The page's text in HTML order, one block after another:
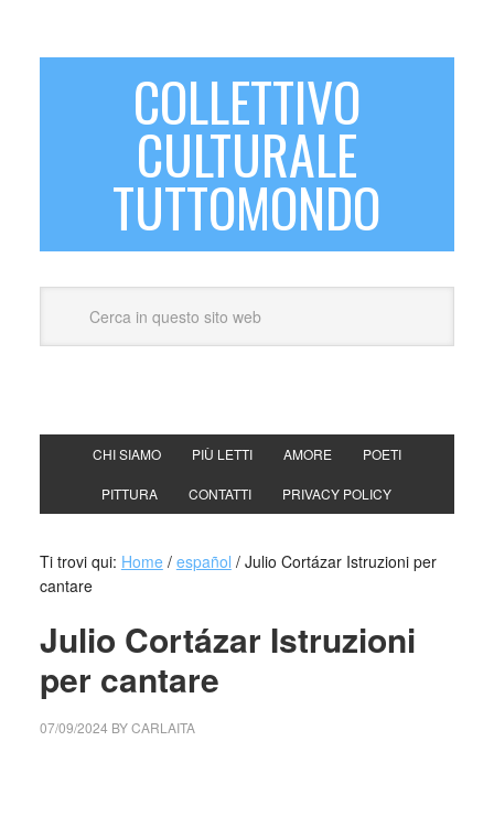
COLLETTIVO
CULTURALE
TUTTOMONDO
CHI SIAMO PIÙ LETTI AMORE POETI
PITTURA CONTATTI PRIVACY POLICY
Ti trovi qui: Home / español /Julio Cortázar Istruzioni per
cantare
Julio Cortázar Istruzioni
per cantare
07/09/2024 BYCARLAITA